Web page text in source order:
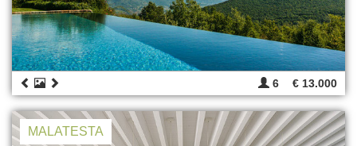
6 € 13.000
MALATESTA